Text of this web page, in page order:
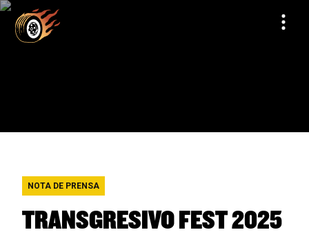
NOTA DE PRENSA
TRANSGRESIVO FEST 2025